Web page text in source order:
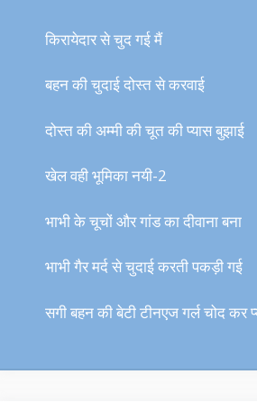
किरायेदार से चुद गई मैं
बहन की चुदाई दोस्त से करवाई
दोस्त की अम्मी की चूत की प्यास बुझाई
खेल वही भूमिका नयी-2
भाभी के चूचों और गांड का दीवाना बना
भाभी गैर मर्द से चुदाई करती पकड़ी गई
सगी बहन की बेटी टीनएज गर्ल चोद कर